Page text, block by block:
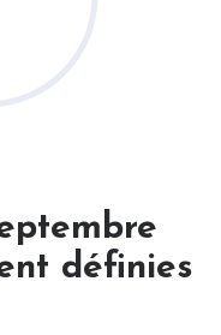
définies